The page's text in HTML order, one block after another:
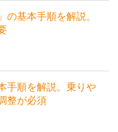
の基本手順を解説。
手順を解説。乗りや
整が必須